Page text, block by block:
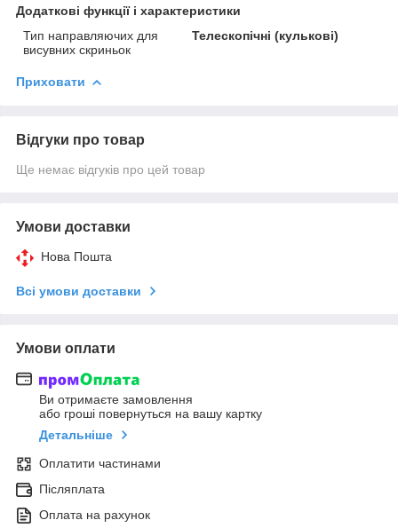
Додаткові функції і характеристики
Тип направляючих для
висувних скриньок
Телескопічні (кулькові)
Приховати
Відгуки про товар
Ще немає відгуків про цей товар
Умови доставки
Нова Пошта
Всі умови доставки
Умови оплати
Ви отримаєте замовлення
або гроші повернуться на вашу картку
Детальніше
Оплатити частинами
Післяплата
Оплата на рахунок